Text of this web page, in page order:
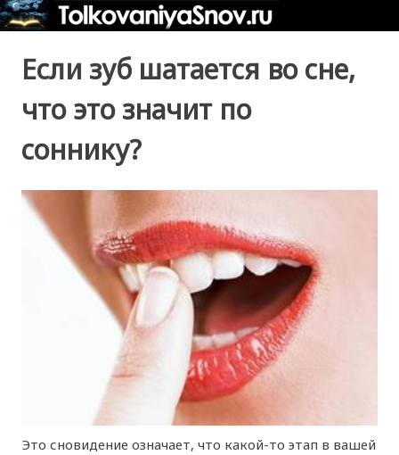
Если зуб шатается во сне,
что это значит по
соннику?
Это сновидение означает, что какой-то этап в вашей